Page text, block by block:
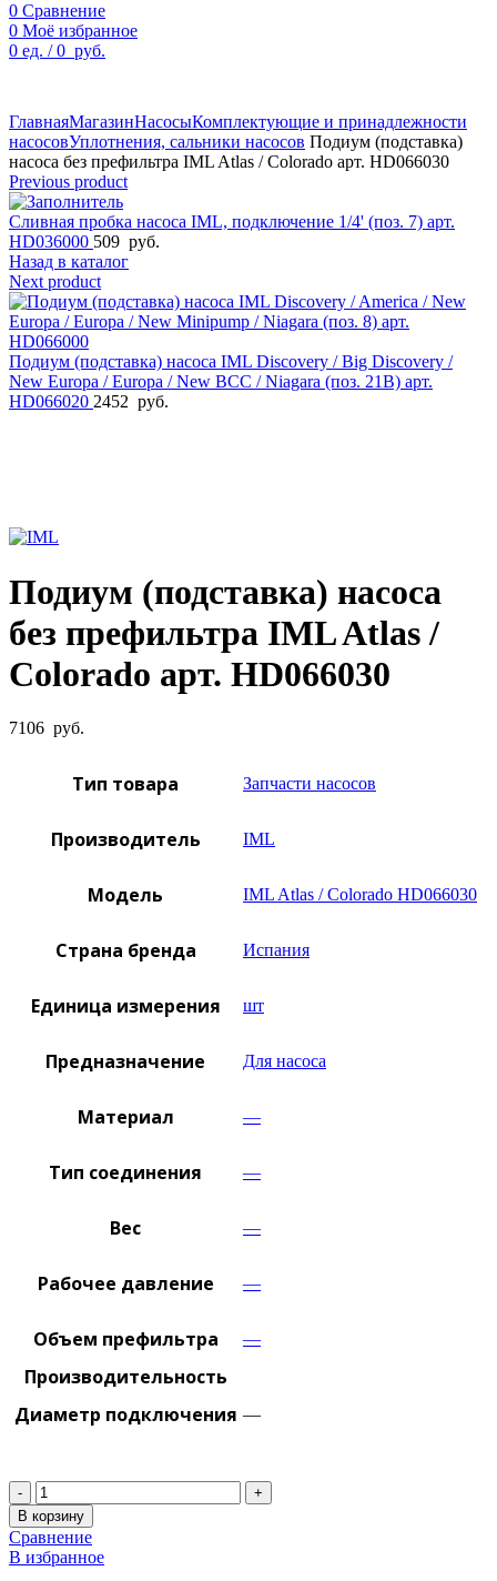
0 Сравнение
0 Моё избранное
0 ед. / 0 руб.
ГлавнаяМагазинНасосыКомплектующие и принадлежности
насосовУплотнения, сальники насосов Подиум (подставка)
насоса без префильтра IML Atlas / Colorado арт. HD066030
Previous product
Сливная пробка насоса IML, подключение 1/4' (поз. 7) арт.
HD036000 509 руб.
Назад в каталог
Next product
Подиум (подставка) насоса IML Discovery / Big Discovery /
New Europa / Europa / New BCC / Niagara (поз. 21В) арт.
HD066020 2452 руб.
Подиум (подставка) насоса
без префильтра IML Atlas /
Colorado арт. HD066030
7106 руб.
Тип товара Запчасти насосов
Производитель IML
Модель IML Atlas / Colorado HD066030
Страна бренда Испания
Единица измерения шт
Предназначение Для насоса
Материал —
Тип соединения —
Вес —
Рабочее давление —
Объем префильтра —
Производительность
Диаметр подключения —
Количество
В корзину
Сравнение
В избранное